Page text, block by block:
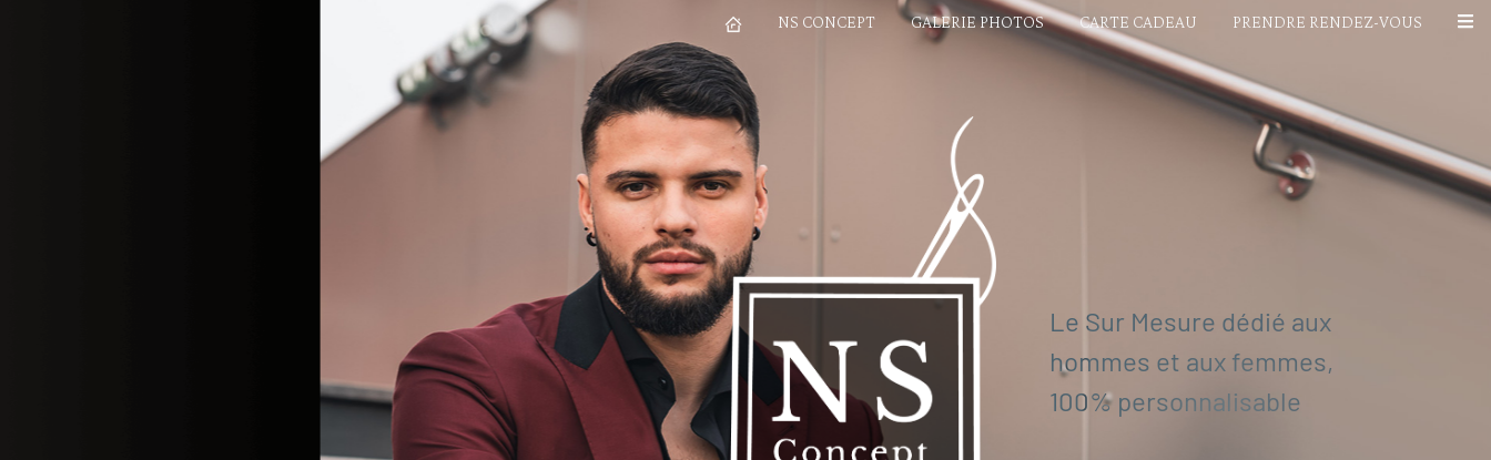
NS CONCEPT GALERIE PHOTOS CARTE CADEAU PRENDRE RENDEZ-VOUS
Le Sur Mesure dédié aux
hommes et aux femmes,
100% personnalisable